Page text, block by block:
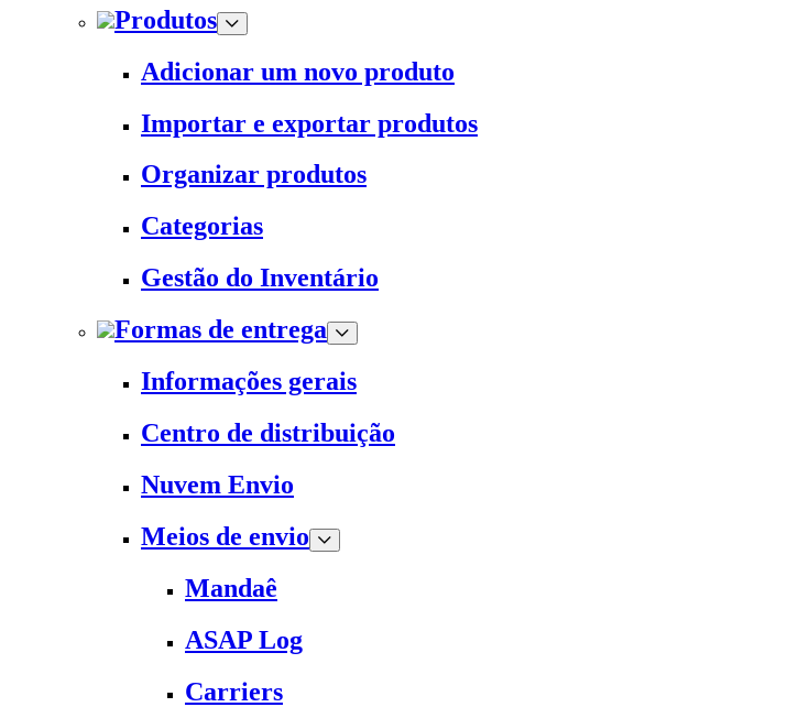
Produtos
Adicionar um novo produto
Importar e exportar produtos
Organizar produtos
Categorias
Gestão do Inventário
Formas de entrega
Informações gerais
Centro de distribuição
Nuvem Envio
Meios de envio
Mandaê
ASAP Log
Carriers